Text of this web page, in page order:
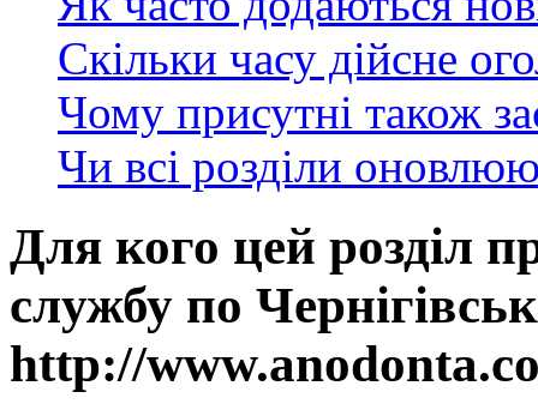
Скільки часу дійсне
Чому присутні також
Чи всі розділи
Для кого цей розділ
службу по
http://